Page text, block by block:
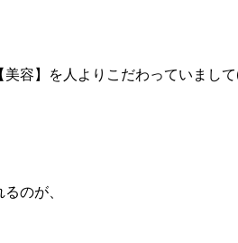
美容】を人よりこだわっていまし
のが、